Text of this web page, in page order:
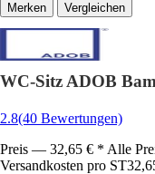
Vergleichen
WC-Sitz ADOB
2.8(40 Bewertungen)
Preis — 32,65 € * Alle
Versandkosten pro ST